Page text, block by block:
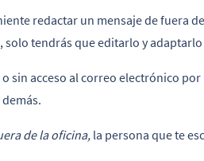
redactar un mensaje de fuera
tendrás que editarlo y adaptarlo
sin acceso al correo electrónico
de la oficina, la persona que te